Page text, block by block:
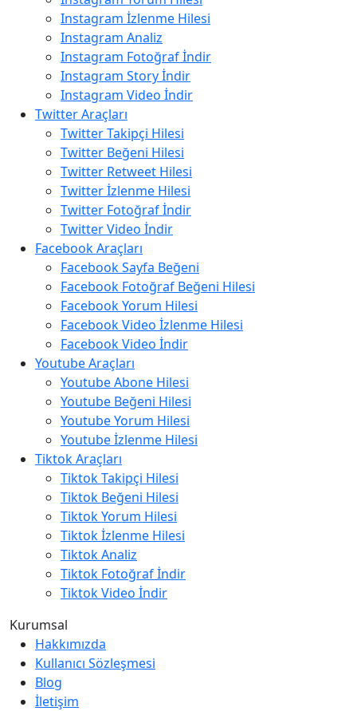
Instagram İzlenme Hilesi
Instagram Analiz
Instagram Fotoğraf İndir
Instagram Story İndir
Instagram Video İndir
Twitter Araçları
Twitter Takipçi Hilesi
Twitter Beğeni Hilesi
Twitter Retweet Hilesi
Twitter İzlenme Hilesi
Twitter Fotoğraf İndir
Twitter Video İndir
Facebook Araçları
Facebook Sayfa Beğeni
Facebook Fotoğraf Beğeni Hilesi
Facebook Yorum Hilesi
Facebook Video İzlenme Hilesi
Facebook Video İndir
Youtube Araçları
Youtube Abone Hilesi
Youtube Beğeni Hilesi
Youtube Yorum Hilesi
Youtube İzlenme Hilesi
Tiktok Araçları
Tiktok Takipçi Hilesi
Tiktok Beğeni Hilesi
Tiktok Yorum Hilesi
Tiktok İzlenme Hilesi
Tiktok Analiz
Tiktok Fotoğraf İndir
Tiktok Video İndir
Kurumsal
Hakkımızda
Kullanıcı Sözleşmesi
Blog
İletişim